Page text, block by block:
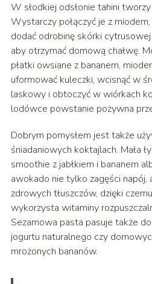
W słodkiej odsłonie tahini
Wystarczy połączyć je z
dodać odrobinę skórki
aby otrzymać domową chałwę.
płatki owsiane z bananem,
uformować kuleczki, wcisnąć w
laskowy i obtoczyć w wiórkach
lodówce powstanie pożywna
Dobrym pomysłem jest także
śniadaniowych koktajlach. Mała
smoothie z jabłkiem i bananem
awokado nie tylko zagęści
zdrowych tłuszczów, dzięki
wykorzysta witaminy
Sezamowa pasta pasuje także
jogurtu naturalnego czy
mrożonych bananów.